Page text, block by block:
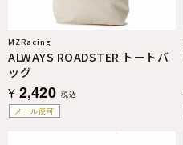
メール便可
MZRacing
ALWAYS ROADSTER トートバ
ッグ
¥ 2,420 税込